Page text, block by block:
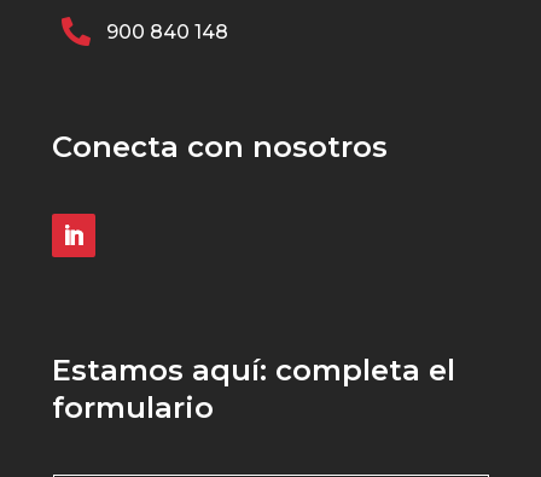
 900 840 148
Conecta con nosotros
Estamos aquí: completa el
formulario